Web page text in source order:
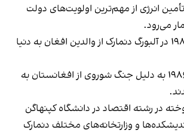
انرژی از مهم‌ترین اولویت‌های دولت
می‌رود.
خانم نوا در سال ۱۹۸۸ در آلبورگ دنمارک از والدین افغان به دنیا
والدینش در سال ۱۹۸۶ به دلیل جنگ شوروی از افغانستان به
در رشته اقتصاد در دانشگاه کپنهاگن
و وزارتخانه‌های مختلف دنمارک